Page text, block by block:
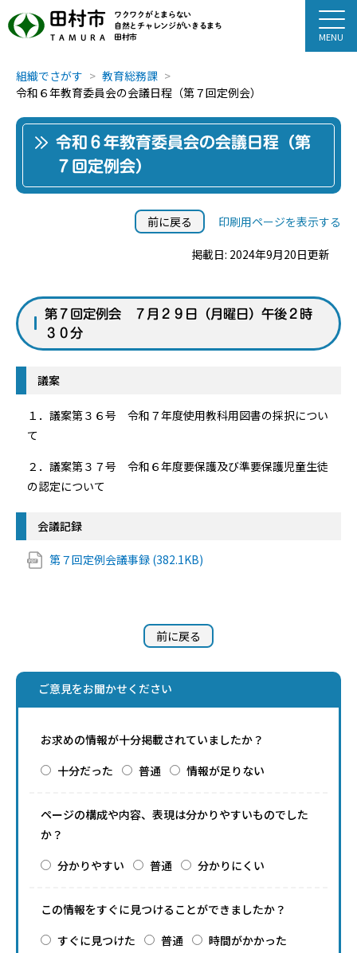
田村市
TAMURA
ワクワクがとまらない
自然とチャレンジがいきるまち
田村市
組織でさがす
教育総務課
令和６年教育委員会の会議日程（第７回定例会）
令和６年教育委員会の会議日程（第
７回定例会）
前に戻る 印刷用ページを表示する
掲載日: 2024年9月20日更新
第７回定例会 ７月２９日（月曜日）午後２時
３０分
議案
１．議案第３６号 令和７年度使用教科用図書の採択につい
て
２．議案第３７号 令和６年度要保護及び準要保護児童生徒
の認定について
会議記録
第７回定例会議事録 (382.1KB)
前に戻る
ご意見をお聞かせください
お求めの情報が十分掲載されていましたか？
十分だった
普通 情報が足りない
ページの構成や内容、表現は分かりやすいものでした
か？
分かりやすい
普通 分かりにくい
この情報をすぐに見つけることができましたか？
すぐに見つけた
普通 時間がかかった